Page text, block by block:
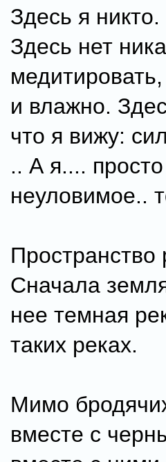
Здесь я
Здесь нет
и влажно.
что я вижу:
.. А я....
неуловимое..
Пространство
Сначала
нее темная
таких реках.
Мимо
вместе с